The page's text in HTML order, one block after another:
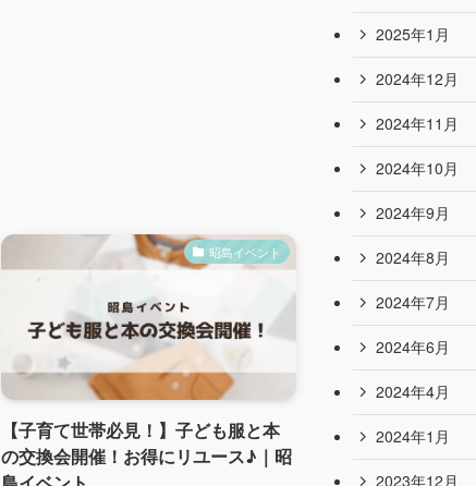
昭島イベント
【子育て世帯必見！】子ども服と本
の交換会開催！お得にリユース♪｜昭
2025年8月
2025年7月
2025年6月
2025年5月
2025年4月
2025年3月
2025年2月
2025年1月
2024年12月
2024年11月
2024年10月